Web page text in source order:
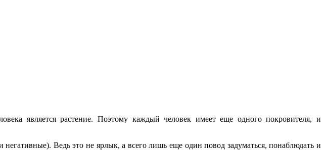
является растение. Поэтому каждый человек имеет еще одного покровителя, и
Ведь это не ярлык, а всего лишь еще один повод задуматься, понаблюдать и